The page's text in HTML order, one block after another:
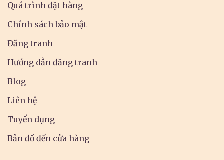
Quá trình đặt hàng
Chính sách bảo mật
Đăng tranh
Hướng dẫn đăng tranh
Blog
Liên hệ
Tuyển dụng
Bản đồ đến cửa hàng